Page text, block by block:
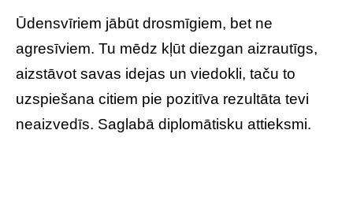
Ūdensvīriem jābūt drosmīgiem, bet ne
agresīviem. Tu mēdz kļūt diezgan aizrautīgs,
aizstāvot savas idejas un viedokli, taču to
uzspiešana citiem pie pozitīva rezultāta tevi
neaizvedīs. Saglabā diplomātisku attieksmi.